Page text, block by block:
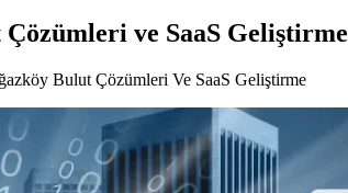
ve SaaS Geliştirme
Bulut Çözümleri Ve SaaS Geliştirme